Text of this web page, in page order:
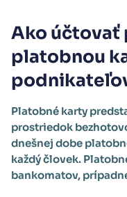
Ako účtovať
platobnou
Platobné karty
prostriedok
dnešnej dobe
každý človek.
bankomatov,